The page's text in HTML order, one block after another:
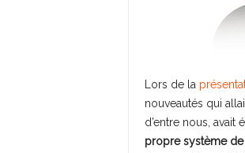
Lors de la
nouveautés qui
d’entre nous, avait
propre système